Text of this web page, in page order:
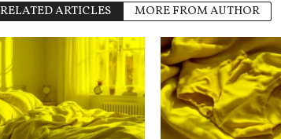
RELATED ARTICLES MORE FROM AUTHOR